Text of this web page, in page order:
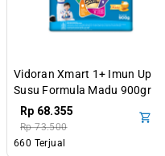
Vidoran Xmart 1+ Imun Up
Susu Formula Madu 900gr
Rp 68.355
Rp 73.500
660 Terjual